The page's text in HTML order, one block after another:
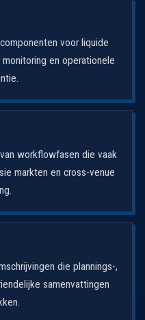
voor liquide
en operationele
workflowfasen die vaak
markten en cross-venue
die plannings-,
samenvattingen